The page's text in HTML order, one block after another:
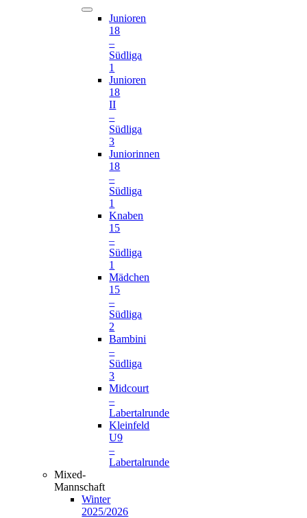
Junioren
18
–
Südliga
1
Junioren
18
II
–
Südliga
3
Juniorinnen
18
–
Südliga
1
Knaben
15
–
Südliga
1
Mädchen
15
–
Südliga
2
Bambini
–
Südliga
3
Midcourt
–
Labertalrunde
Kleinfeld
U9
–
Labertalrunde
Mixed-
Mannschaft
Winter
2025/2026